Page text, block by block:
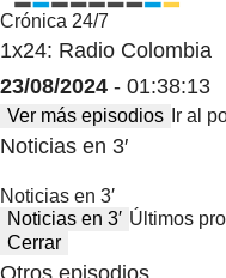
Crónica 24/7
1x24: Radio Colombia
23/08/2024 - 01:38:13
Ver más episodios Ir al
Noticias en 3′
Noticias en 3′
Noticias en 3′ Últimos
Cerrar